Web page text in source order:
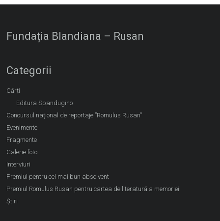
Fundația Blandiana – Rusan
Categorii
Cărți
Editura Spandugino
Concursul național de reportaje ”Romulus Rusan”
Evenimente
Fragmente
Galerie foto
Interviuri
Premiul pentru cel mai bun absolvent
Premiul Romulus Rusan pentru cartea de literatură a memoriei
Știri